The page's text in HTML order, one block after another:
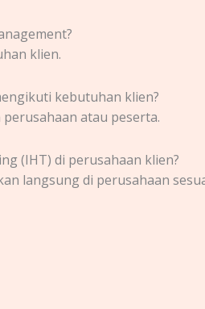
?
klien.
kebutuhan klien?
atau peserta.
(IHT) di perusahaan klien?
langsung di perusahaan